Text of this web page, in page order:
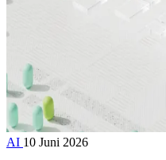
AI 10 Juni 2026